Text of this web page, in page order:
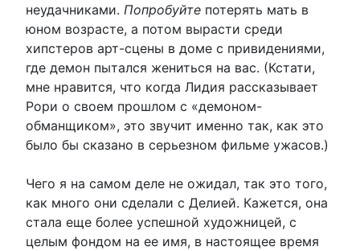
неудачниками. Попробуйте потерять мать в
юном возрасте, а потом вырасти среди
хипстеров арт-сцены в доме с привидениями,
где демон пытался жениться на вас. (Кстати,
мне нравится, что когда Лидия рассказывает
Рори о своем прошлом с «демоном-
обманщиком», это звучит именно так, как это
было бы сказано в серьезном фильме ужасов.)
Чего я на самом деле не ожидал, так это того,
как много они сделали с Делией. Кажется, она
стала еще более успешной художницей, с
целым фондом на ее имя, в настоящее время